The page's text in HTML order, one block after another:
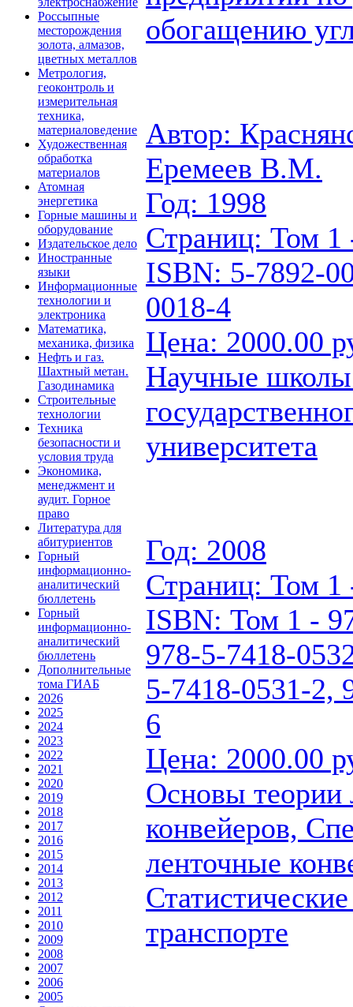
Россыпные
месторождения
золота, алмазов,
цветных металлов
Метрология,
геоконтроль и
измерительная
техника,
материаловедение
Художественная
обработка
материалов
Атомная
энергетика
Горные машины и
оборудование
Издательское дело
Иностранные
языки
Информационные
технологии и
электроника
Математика,
механика, физика
Нефть и газ.
Шахтный метан.
Газодинамика
Строительные
технологии
Техника
безопасности и
условия труда
Экономика,
менеджмент и
аудит. Горное
право
Литература для
абитуриентов
Горный
информационно-
аналитический
бюллетень
Горный
информационно-
аналитический
бюллетень
Дополнительные
тома ГИАБ
2026
2025
2024
2023
2022
2021
2020
2019
2018
2017
2016
2015
2014
2013
2012
2011
2010
2009
2008
2007
2006
2005
обогащению
Автор:
Еремеев В.М.
Год: 1998
Страниц: Том 1
ISBN: 5-7892-
0018-4
Цена: 2000.00
Научные
университета
Год: 2008
Страниц: Том 1
ISBN: Том 1 -
978-5-7418-
5-7418-0531-2,
6
Цена: 2000.00
Основы теории
конвейеров,
ленточные
транспорте